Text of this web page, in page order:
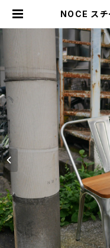
NOCE スチ
リサイ